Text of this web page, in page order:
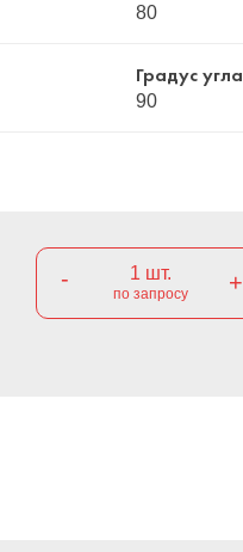
80
Градус угла
90
- 1 шт.
по запросу +